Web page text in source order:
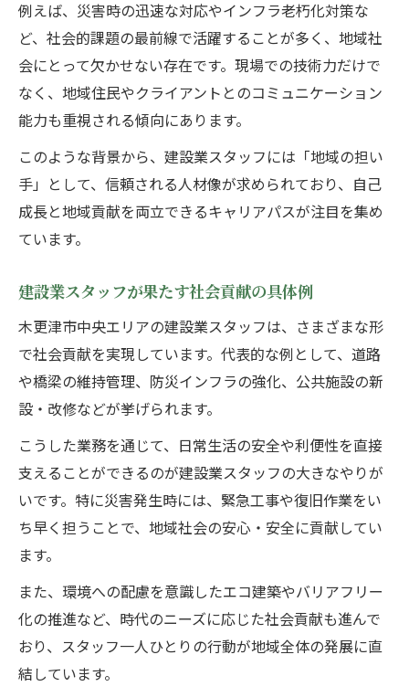
例えば、災害時の迅速な対応やインフラ老朽化対策な
ど、社会的課題の最前線で活躍することが多く、地域社
会にとって欠かせない存在です。現場での技術力だけで
なく、地域住民やクライアントとのコミュニケーション
能力も重視される傾向にあります。
このような背景から、建設業スタッフには「地域の担い
手」として、信頼される人材像が求められており、自己
成長と地域貢献を両立できるキャリアパスが注目を集め
ています。
建設業スタッフが果たす社会貢献の具体例
木更津市中央エリアの建設業スタッフは、さまざまな形
で社会貢献を実現しています。代表的な例として、道路
や橋梁の維持管理、防災インフラの強化、公共施設の新
設・改修などが挙げられます。
こうした業務を通じて、日常生活の安全や利便性を直接
支えることができるのが建設業スタッフの大きなやりが
いです。特に災害発生時には、緊急工事や復旧作業をい
ち早く担うことで、地域社会の安心・安全に貢献してい
ます。
また、環境への配慮を意識したエコ建築やバリアフリー
化の推進など、時代のニーズに応じた社会貢献も進んで
おり、スタッフ一人ひとりの行動が地域全体の発展に直
結しています。